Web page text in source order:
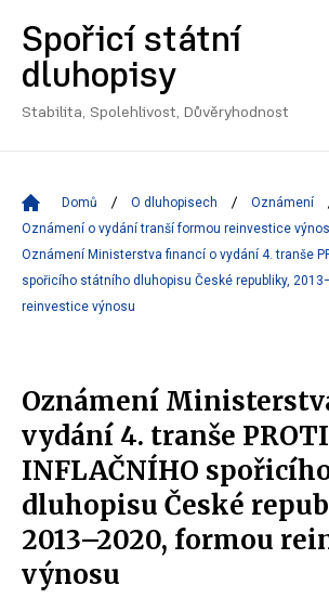
Spořicí státní
dluhopisy
Stabilita, Spolehlivost, Důvěryhodnost
Domů O dluhopisech
Oznámení
Oznámení o vydání tranší formou reinvestice
Oznámení Ministerstva financí o vydání 4. tranše
spořicího státního dluhopisu České republiky,
reinvestice výnosu
Oznámení
vydání 4. tranše
INFLAČNÍHO
dluhopisu České
2013–2020, formou
výnosu